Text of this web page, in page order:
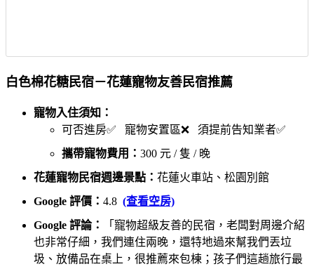
白色棉花糖民宿－花蓮寵物友善民宿推薦
寵物入住須知：
可否進房✅ 寵物安置區❌ 須提前告知業者✅
攜帶寵物費用： 300 元 / 隻 / 晚
花蓮寵物民宿週邊景點： 花蓮火車站、松園別館
Google 評價： 4.8 (查看空房)
Google 評論：
「寵物超級友善的民宿，老闆對周邊介紹
也非常仔細，我們連住兩晚，還特地過來幫我們丟垃
圾、放備品在桌上，很推薦來包棟；孩子們這趟旅行最